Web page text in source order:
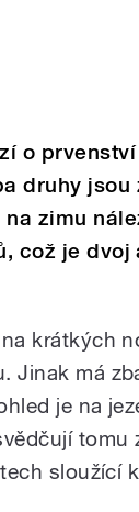
o
druhy jsou
zimu
což je dvoj
krátkých
Jinak má
je na
tomu
sloužící